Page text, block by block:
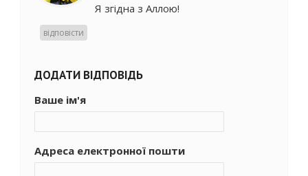
Я згідна з Аллою!
відповісти
ДОДАТИ ВІДПОВІДЬ
Ваше ім'я
Адреса електронної пошти